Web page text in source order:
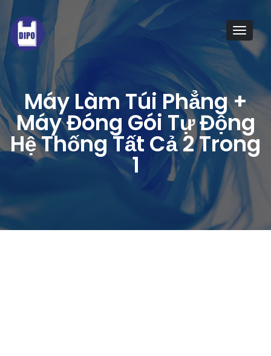
Máy Làm Túi Phẳng +
Máy Đóng Gói Tự Động
Hệ Thống Tất Cả 2 Trong
1